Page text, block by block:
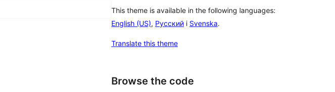
This theme is available in the following languages:
English (US), Русский і Svenska.
Translate this theme
Browse the code